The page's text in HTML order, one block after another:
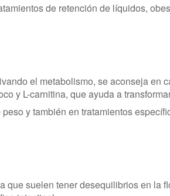
de retención de líquidos,
el metabolismo, se aconseja en
y L-carnitina, que ayuda a
y también en tratamientos
suelen tener desequilibrios en la